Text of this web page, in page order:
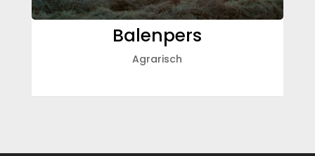
Balenpers
Agrarisch